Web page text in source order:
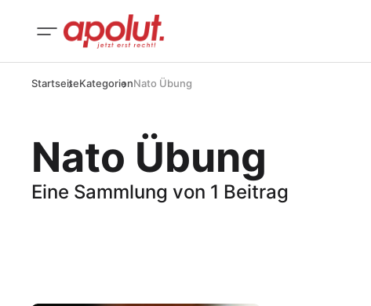
StartseiteKategorienNato Übung
Nato Übung
Eine Sammlung von 1 Beitrag